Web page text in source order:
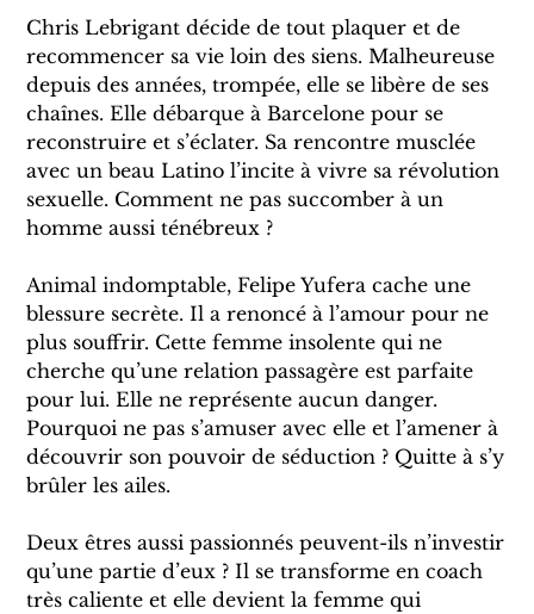
Chris Lebrigant décide de tout plaquer et de
recommencer sa vie loin des siens. Malheureuse
depuis des années, trompée, elle se libère de ses
chaînes. Elle débarque à Barcelone pour se
reconstruire et s’éclater. Sa rencontre musclée
avec un beau Latino l’incite à vivre sa révolution
sexuelle. Comment ne pas succomber à un
homme aussi ténébreux ?
Animal indomptable, Felipe Yufera cache une
blessure secrète. Il a renoncé à l’amour pour ne
plus souffrir. Cette femme insolente qui ne
cherche qu’une relation passagère est parfaite
pour lui. Elle ne représente aucun danger.
Pourquoi ne pas s’amuser avec elle et l’amener à
découvrir son pouvoir de séduction ? Quitte à s’y
brûler les ailes.
Deux êtres aussi passionnés peuvent-ils n’investir
qu’une partie d’eux ? Il se transforme en coach
très caliente et elle devient la femme qui